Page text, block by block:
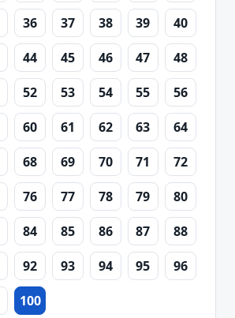
36 37 38 39
40
44 45 46 47
48
52 53 54 55
56
60 61 62 63
64
68 69 70 71
72
76 77 78 79
80
84 85 86 87
88
92 93 94 95
96
100